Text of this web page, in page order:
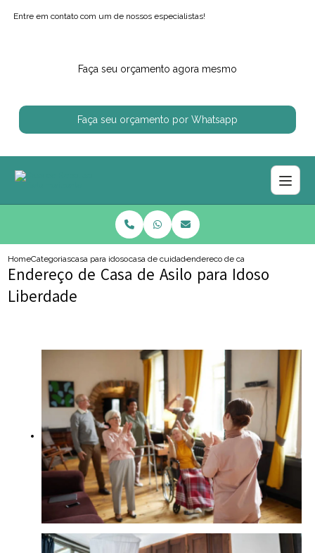
Entre em contato com um de nossos especialistas!
Faça seu orçamento agora mesmo
Faça seu orçamento por Whatsapp
HomeCategoriascasa para idososcasa de cuidado para idosoendereco de casa de asilo para
Endereço de Casa de Asilo para Idoso
Liberdade